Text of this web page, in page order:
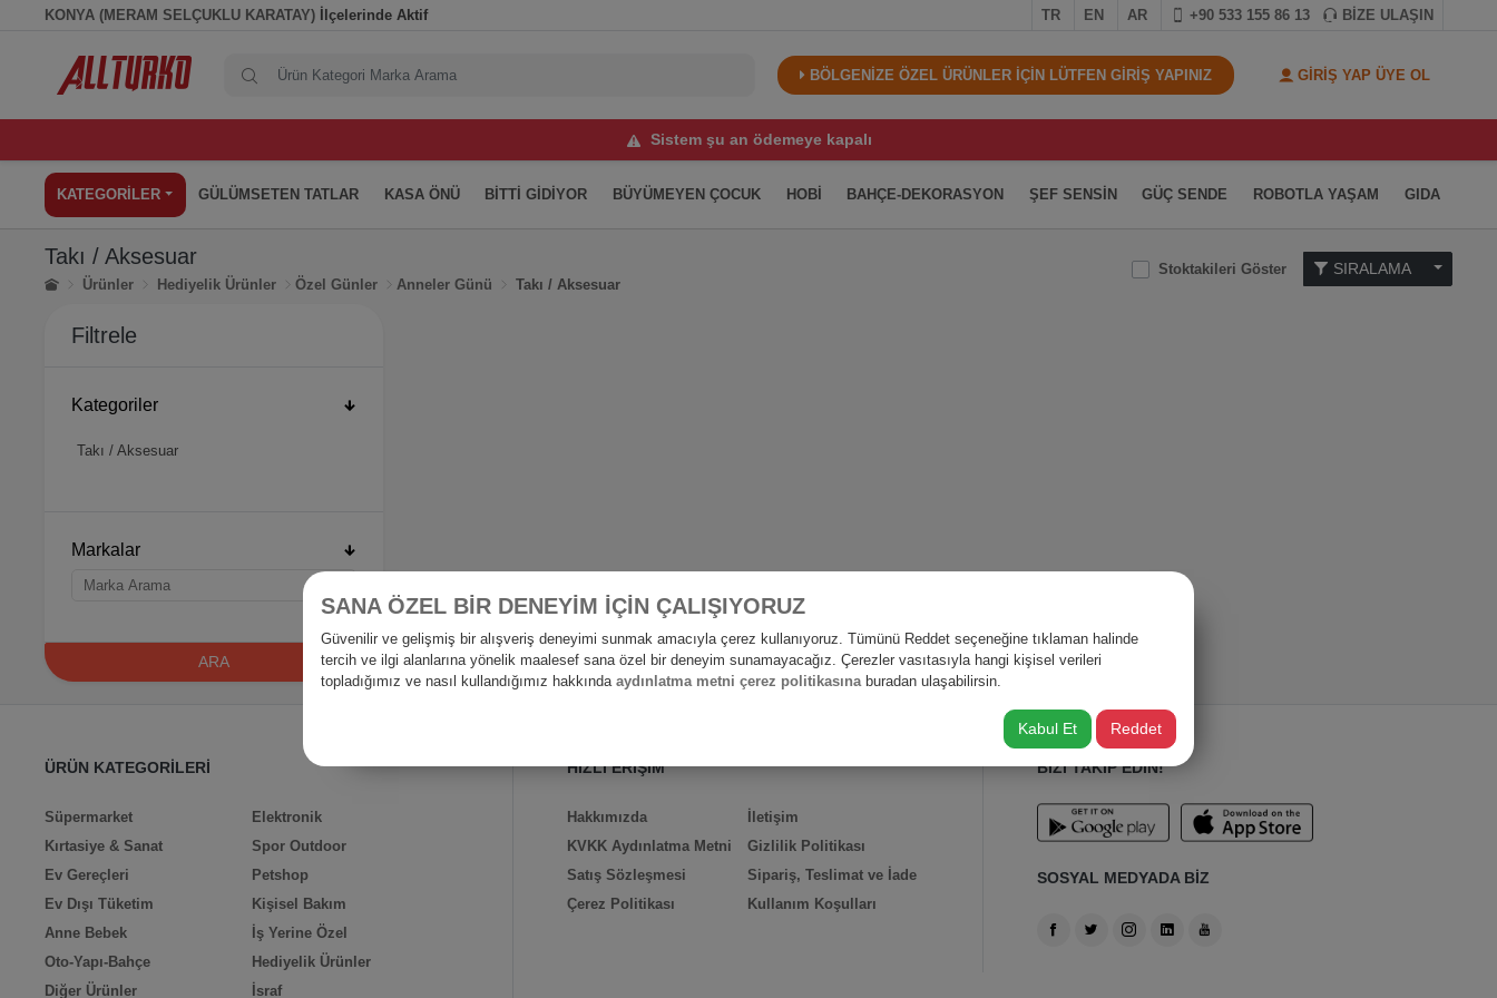
TR EN AR +90 533 155 86 13 BİZE ULAŞIN
KONYA (MERAM SELÇUKLU KARATAY) İlçelerinde Aktif
BÖLGENİZE ÖZEL ÜRÜNLER İÇİN LÜTFEN GİRİŞ YAPINIZ GİRİŞ YAP ÜYE OL
Sistem şu an ödemeye kapalı
KATEGORİLER GÜLÜMSETEN TATLAR KASA ÖNÜ BİTTİ GİDİYOR BÜYÜMEYEN ÇOCUK HOBİ BAHÇE-DEKORASYON ŞEF SENSİN GÜÇ SENDE ROBOTLA YAŞAM GIDA
Takı / Aksesuar
Ürünler Hediyelik Ürünler Özel Günler Anneler Günü Takı / Aksesuar
Stoktakileri Göster
Filtrele
Kategoriler
Takı / Aksesuar
Markalar
ARA
ÜRÜN KATEGORİLERİ
Süpermarket
Elektronik
Kırtasiye & Sanat
Spor Outdoor
Ev Gereçleri
Petshop
Ev Dışı Tüketim
Kişisel Bakım
Anne Bebek
İş Yerine Özel
Oto-Yapı-Bahçe
Hediyelik Ürünler
Diğer Ürünler
İsraf
HIZLI ERİŞİM
Hakkımızda
KVKK Aydınlatma Metni
Satış Sözleşmesi
Çerez Politikası
İletişim
Gizlilik Politikası
Sipariş, Teslimat ve İade
Kullanım Koşulları
BİZİ TAKİP EDİN!
SOSYAL MEDYADA BİZ
SANA ÖZEL BİR DENEYİM İÇİN ÇALIŞIYORUZ
Güvenilir ve gelişmiş bir alışveriş deneyimi sunmak amacıyla çerez kullanıyoruz. Tümünü Reddet seçeneğine tıklaman halinde
tercih ve ilgi alanlarına yönelik maalesef sana özel bir deneyim sunamayacağız. Çerezler vasıtasıyla hangi kişisel verileri
topladığımız ve nasıl kullandığımız hakkında aydınlatma metni çerez politikasına buradan ulaşabilirsin.
Kabul Et Reddet